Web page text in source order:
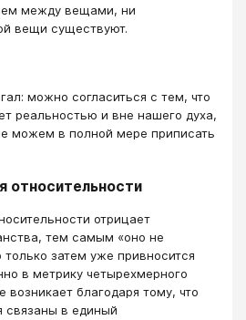
между вещами, ни
вещи существуют.
можно согласиться с тем, что
реальностью и вне нашего духа,
можем в полной мере приписать
относительности
отрицает
тем самым «оно не
затем уже привносится
в метрику четырехмерного
возникает благодаря тому, что
связаны в единый